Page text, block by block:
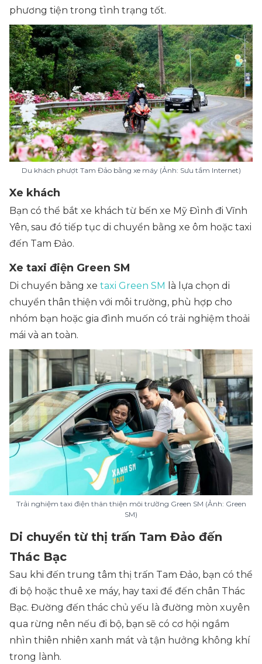
phương tiện trong tình trạng tốt.
Du khách phượt Tam Đảo bằng xe máy (Ảnh: Sưu tầm Internet)
Xe khách
Bạn có thể bắt xe khách từ bến xe Mỹ Đình đi Vĩnh
Yên, sau đó tiếp tục di chuyển bằng xe ôm hoặc taxi
đến Tam Đảo.
Xe taxi điện Green SM
Di chuyển bằng xe taxi Green SM là lựa chọn di
chuyển thân thiện với môi trường, phù hợp cho
nhóm bạn hoặc gia đình muốn có trải nghiệm thoải
mái và an toàn.
Trải nghiệm taxi điện thân thiện môi trường Green SM (Ảnh: Green
SM)
Di chuyển từ thị trấn Tam Đảo đến
Thác Bạc
Sau khi đến trung tâm thị trấn Tam Đảo, bạn có thể
đi bộ hoặc thuê xe máy, hay taxi để đến chân Thác
Bạc. Đường đến thác chủ yếu là đường mòn xuyên
qua rừng nên nếu đi bộ, bạn sẽ có cơ hội ngắm
nhìn thiên nhiên xanh mát và tận hưởng không khí
trong lành.